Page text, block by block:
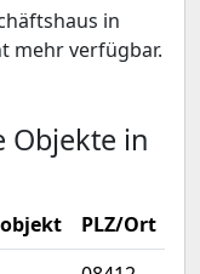
in
mehr verfügbar.
Objekte in
PLZ/Ort